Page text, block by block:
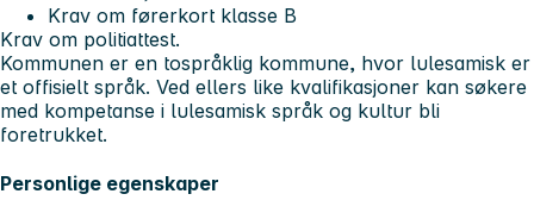
Krav om førerkort klasse B
Krav om politiattest.
Kommunen er en tospråklig kommune, hvor lulesamisk er
et offisielt språk. Ved ellers like kvalifikasjoner kan søkere
med kompetanse i lulesamisk språk og kultur bli
foretrukket.
Personlige egenskaper